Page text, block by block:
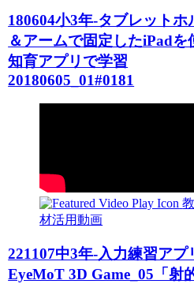
180604小3年-タブレットホ
＆アームで固定したiPadを
知育アプリで学習
20180605_01#0181
教
材活用動画
221107中3年-入力練習アプ
EyeMoT 3D Game_05「射